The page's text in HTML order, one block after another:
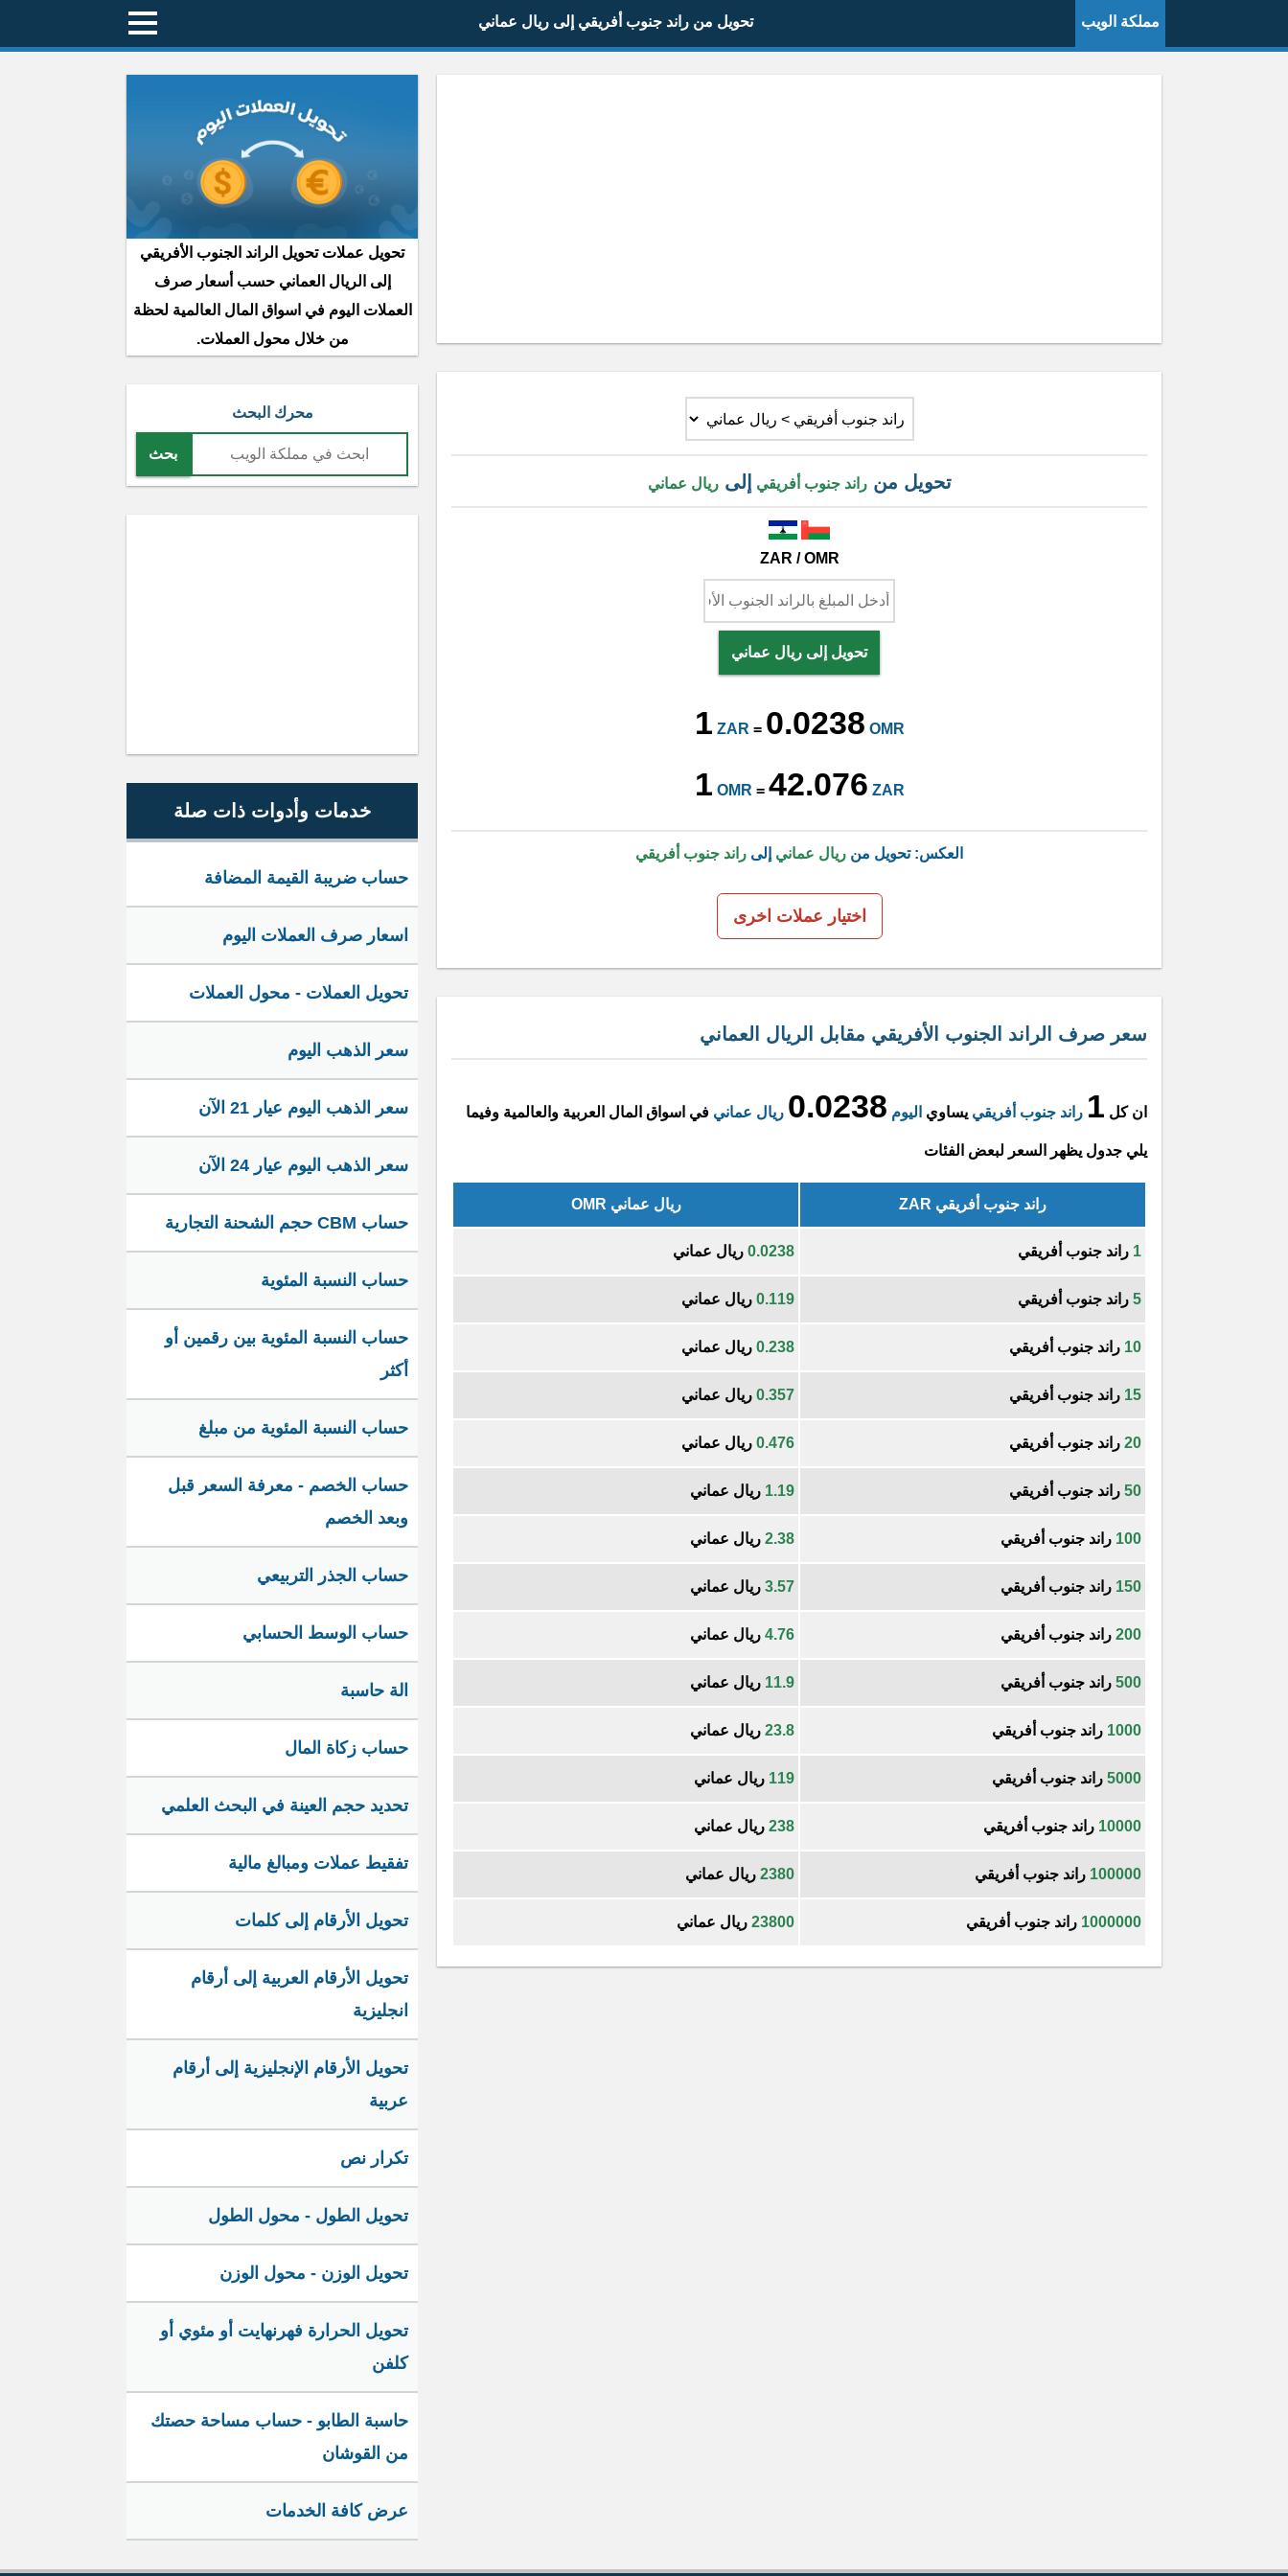
مملكة الويب تحويل من راند جنوب أفريقي إلى ريال عماني
تحويل منراند جنوب أفريقي إلىريال عماني
ZAR / OMR
تحويل إلى ريال عماني
1 ZAR = 0.0238 OMR
1 OMR = 42.076 ZAR
العكس: تحويل من ريال عماني إلى راند جنوب أفريقي
اختيار عملات اخرى
سعر صرف الراند الجنوب الأفريقي مقابل الريال العماني
ان كل 1 راند جنوب أفريقي يساوي اليوم 0.0238 ريال عماني في اسواق المال العربية والعالمية وفيما
يلي جدول يظهر السعر لبعض الفئات
راند جنوب أفريقي ZAR ريال عماني OMR
1 راند جنوب أفريقي 0.0238 ريال عماني
5 راند جنوب أفريقي 0.119 ريال عماني
10 راند جنوب أفريقي 0.238 ريال عماني
15 راند جنوب أفريقي 0.357 ريال عماني
20 راند جنوب أفريقي 0.476 ريال عماني
50 راند جنوب أفريقي 1.19 ريال عماني
100 راند جنوب أفريقي 2.38 ريال عماني
150 راند جنوب أفريقي 3.57 ريال عماني
200 راند جنوب أفريقي 4.76 ريال عماني
500 راند جنوب أفريقي 11.9 ريال عماني
1000 راند جنوب أفريقي 23.8 ريال عماني
5000 راند جنوب أفريقي 119 ريال عماني
10000 راند جنوب أفريقي 238 ريال عماني
100000 راند جنوب أفريقي 2380 ريال عماني
1000000 راند جنوب أفريقي 23800 ريال عماني
تحويل عملات تحويل الراند الجنوب الأفريقي
إلى الريال العماني حسب أسعار صرف
العملات اليوم في اسواق المال العالمية لحظة
من خلال محول العملات.
محرك البحث
بحث
خدمات وأدوات ذات صلة
حساب ضريبة القيمة المضافة
اسعار صرف العملات اليوم
تحويل العملات - محول العملات
سعر الذهب اليوم
سعر الذهب اليوم عيار 21 الآن
سعر الذهب اليوم عيار 24 الآن
حساب CBM حجم الشحنة التجارية
حساب النسبة المئوية
حساب النسبة المئوية بين رقمين أو
أكثر
حساب النسبة المئوية من مبلغ
حساب الخصم - معرفة السعر قبل
وبعد الخصم
حساب الجذر التربيعي
حساب الوسط الحسابي
الة حاسبة
حساب زكاة المال
تحديد حجم العينة في البحث العلمي
تفقيط عملات ومبالغ مالية
تحويل الأرقام إلى كلمات
تحويل الأرقام العربية إلى أرقام
انجليزية
تحويل الأرقام الإنجليزية إلى أرقام
عربية
تكرار نص
تحويل الطول - محول الطول
تحويل الوزن - محول الوزن
تحويل الحرارة فهرنهايت أو مئوي أو
كلفن
حاسبة الطابو - حساب مساحة حصتك
من القوشان
عرض كافة الخدمات